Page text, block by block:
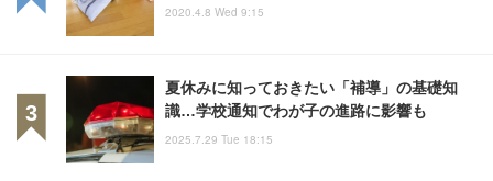
2020.4.8 Wed 9:15
夏休みに知っておきたい「補導」の基礎知
識…学校通知でわが子の進路に影響も
2025.7.29 Tue 18:15